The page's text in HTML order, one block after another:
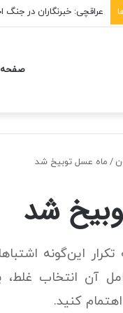
عراقچی: خبرنگاران در جنگ
صفحه
/ ماه عسل توبیخ شد
شد
این‌گونه
آن انتخاب غلط،
کنید.